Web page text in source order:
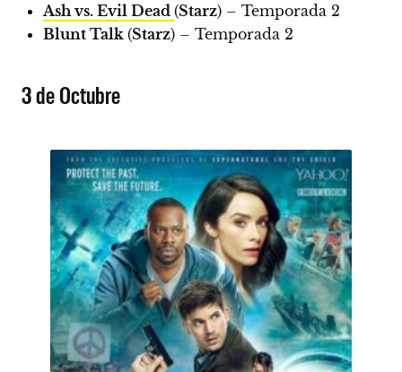
Ash vs. Evil Dead (Starz) – Temporada 2
Blunt Talk (Starz) – Temporada 2
3 de Octubre